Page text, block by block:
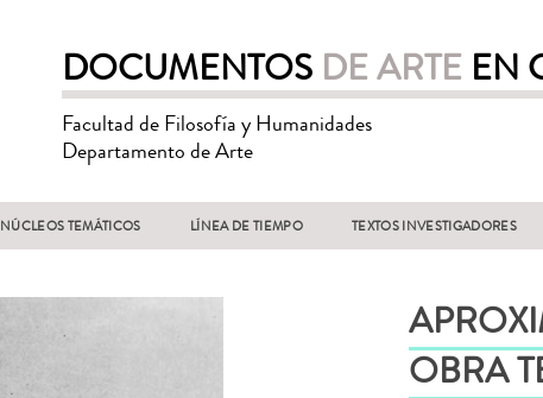
DOCUMENTOSDE ARTE EN
Facultad de Filosofía y Humanidades
Departamento de Arte
NÚCLEOS TEMÁTICOS LÍNEA DE TIEMPO TEXTOS INVESTIGADORES
OBRA